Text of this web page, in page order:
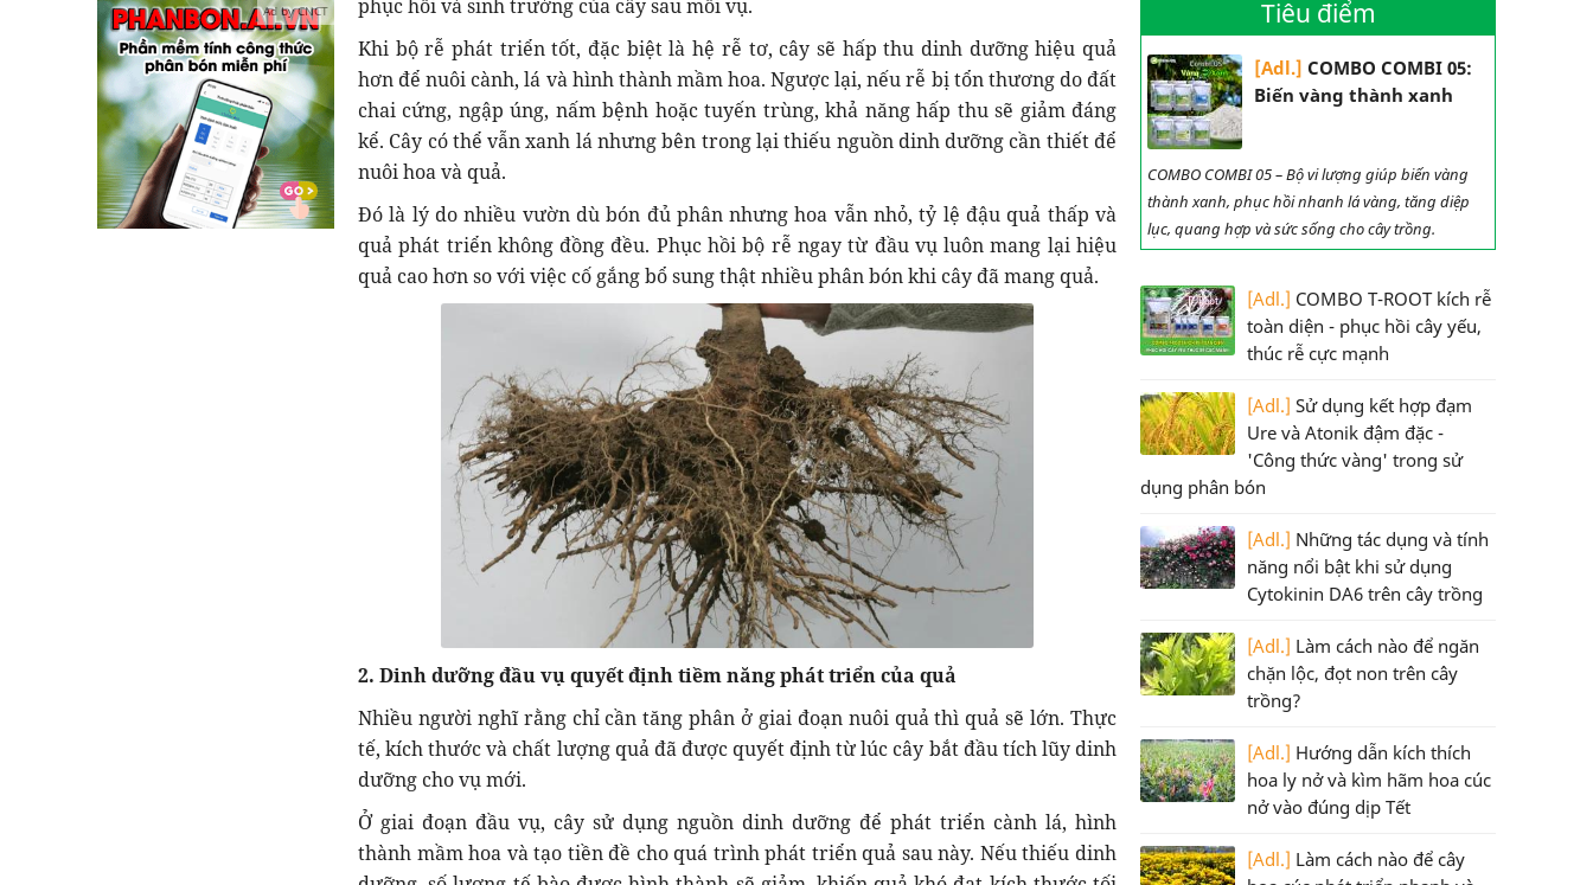
phục hồi và sinh trưởng của cây sau mỗi vụ.
Khi bộ rễ phát triển tốt, đặc biệt là hệ rễ tơ, cây sẽ hấp thu dinh dưỡng hiệu quả
hơn để nuôi cành, lá và hình thành mầm hoa. Ngược lại, nếu rễ bị tổn thương do đất
chai cứng, ngập úng, nấm bệnh hoặc tuyến trùng, khả năng hấp thu sẽ giảm đáng
kể. Cây có thể vẫn xanh lá nhưng bên trong lại thiếu nguồn dinh dưỡng cần thiết để
nuôi hoa và quả.
Đó là lý do nhiều vườn dù bón đủ phân nhưng hoa vẫn nhỏ, tỷ lệ đậu quả thấp và
quả phát triển không đồng đều. Phục hồi bộ rễ ngay từ đầu vụ luôn mang lại hiệu
quả cao hơn so với việc cố gắng bổ sung thật nhiều phân bón khi cây đã mang quả.
2. Dinh dưỡng đầu vụ quyết định tiềm năng phát triển của quả
Nhiều người nghĩ rằng chỉ cần tăng phân ở giai đoạn nuôi quả thì quả sẽ lớn. Thực
tế, kích thước và chất lượng quả đã được quyết định từ lúc cây bắt đầu tích lũy dinh
dưỡng cho vụ mới.
Ở giai đoạn đầu vụ, cây sử dụng nguồn dinh dưỡng để phát triển cành lá, hình
thành mầm hoa và tạo tiền đề cho quá trình phát triển quả sau này. Nếu thiếu dinh
Tiêu điểm
[Adl.] COMBO COMBI 05:
Biến vàng thành xanh
COMBO COMBI 05 – Bộ vi lượng giúp biến vàng
thành xanh, phục hồi nhanh lá vàng, tăng diệp
lục, quang hợp và sức sống cho cây trồng.
[Adl.] COMBO T-ROOT kích rễ
toàn diện - phục hồi cây yếu,
thúc rễ cực mạnh
[Adl.] Sử dụng kết hợp đạm
Ure và Atonik đậm đặc -
'Công thức vàng' trong sử
dụng phân bón
[Adl.] Những tác dụng và tính
năng nổi bật khi sử dụng
Cytokinin DA6 trên cây trồng
[Adl.] Làm cách nào để ngăn
chặn lộc, đọt non trên cây
trồng?
[Adl.] Hướng dẫn kích thích
hoa ly nở và kìm hãm hoa cúc
nở vào đúng dịp Tết
[Adl.] Làm cách nào để cây
Ad by CNCT